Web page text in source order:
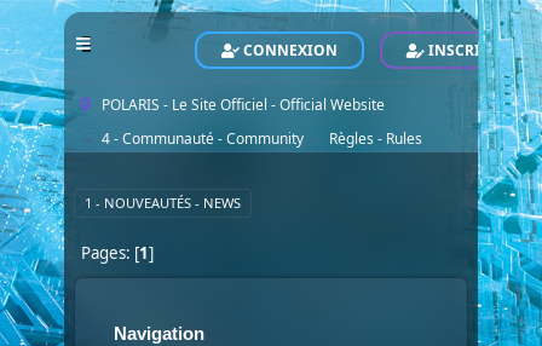
CONNEXION INSCRIVEZ-
POLARIS - Le Site Officiel - Official Website
4 - Communauté - Community Règles - Rules
Navigation
1 - NOUVEAUTÉS - NEWS
Pages: [1]